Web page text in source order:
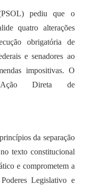
pediu que o
quatro alterações
obrigatória de
e senadores ao
impositivas. O
Direta de
da separação
texto constitucional
e comprometem a
Legislativo e